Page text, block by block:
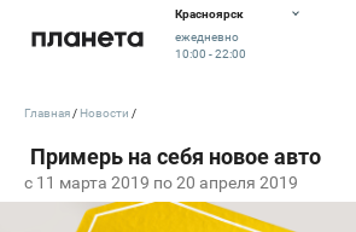
Красноярск
ежедневно
10:00 - 22:00
c 11 марта 2019 по 20 апреля 2019
Главная Новости